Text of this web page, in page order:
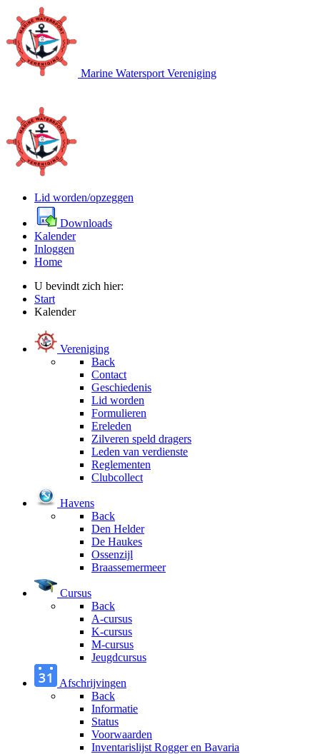
Marine Watersport Vereniging
Lid worden/opzeggen
Downloads
Kalender
Inloggen
Home
U bevindt zich hier:
Start
Kalender
Vereniging
Back
Contact
Geschiedenis
Lid worden
Formulieren
Ereleden
Zilveren speld dragers
Leden van verdienste
Reglementen
Clubcollect
Havens
Back
Den Helder
De Haukes
Ossenzijl
Braassemermeer
Cursus
Back
A-cursus
K-cursus
M-cursus
Jeugdcursus
Afschrijvingen
Back
Informatie
Status
Voorwaarden
Inventarislijst Rogger en Bavaria